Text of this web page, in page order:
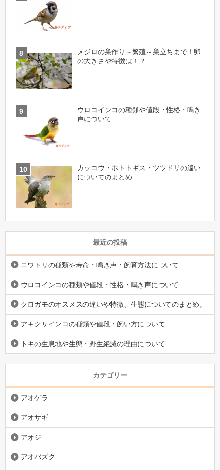
メジロの巣作り～繁殖～巣立ちまで！卵
の大きさや特徴は！？
ウロコインコの種類や値段・性格・鳴き
声について
カッコウ・ホトトギス・ツツドリの違い
についてのまとめ
最近の投稿
ニワトリの種類や寿命・鳴き声・飼育方法について
ウロコインコの種類や値段・性格・鳴き声について
クロガモのオスメスの違いや特徴、生態についてのまとめ。
アキクサインコの種類や値段・飼い方について
トキの生息地や生態・野生絶滅の理由について
カテゴリー
アオゲラ
アオサギ
アオジ
アオバズク